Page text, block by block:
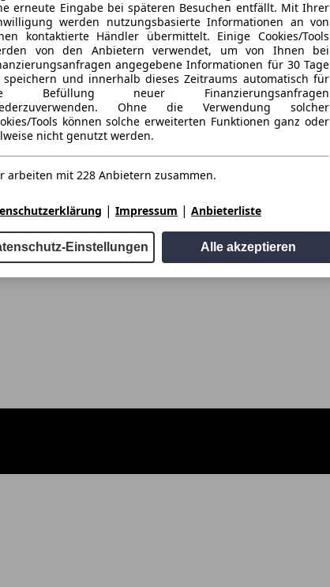
erneute Eingabe bei späteren Besuchen entfällt. Mit Ihrer
werden nutzungsbasierte Informationen an von
kontaktierte Händler übermittelt. Einige Cookies/Tools
von den Anbietern verwendet, um von Ihnen bei
angegebene Informationen für 30 Tage
speichern und innerhalb dieses Zeitraums automatisch für
Befüllung neuer Finanzierungsanfragen
Ohne die Verwendung solcher
Tools können solche erweiterten Funktionen ganz oder
nicht genutzt werden.
arbeiten mit 228 Anbietern zusammen.
| Impressum | Anbieterliste
Einstellungen Alle akzeptieren